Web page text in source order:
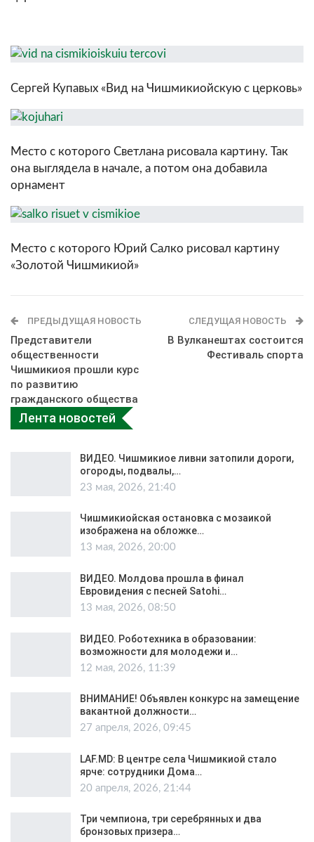
Сергей Купавых «Вид на Чишмикиойскую с церковь»
Место с которого Светлана рисовала картину. Так
она выглядела в начале, а потом она добавила
орнамент
Место с которого Юрий Салко рисовал картину
«Золотой Чишмикиой»
ПРЕДЫДУЩАЯ НОВОСТЬ
Представители
общественности
Чишмикиоя прошли курс
по развитию
гражданского общества
СЛЕДУЩАЯ НОВОСТЬ
В Вулканештах состоится
Фестиваль спорта
Лента новостей
ВИДЕО. Чишмикиое ливни затопили дороги,
огороды, подвалы,…
23 мая, 2026, 21:40
Чишмикиойская остановка с мозаикой
изображена на обложке…
13 мая, 2026, 20:00
ВИДЕО. Молдова прошла в финал
Евровидения с песней Satohi…
13 мая, 2026, 08:50
ВИДЕО. Роботехника в образовании:
возможности для молодежи и…
12 мая, 2026, 11:39
ВНИМАНИЕ! Объявлен конкурс на замещение
вакантной должности…
27 апреля, 2026, 09:45
LAF.MD: В центре села Чишмикиой стало
ярче: сотрудники Дома…
20 апреля, 2026, 21:44
Три чемпиона, три серебрянных и два
бронзовых призера…